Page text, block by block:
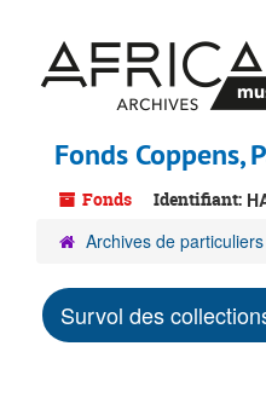
contenu
principal
Fonds Coppens,
Fonds Identifiant:
Archives de
Survol des